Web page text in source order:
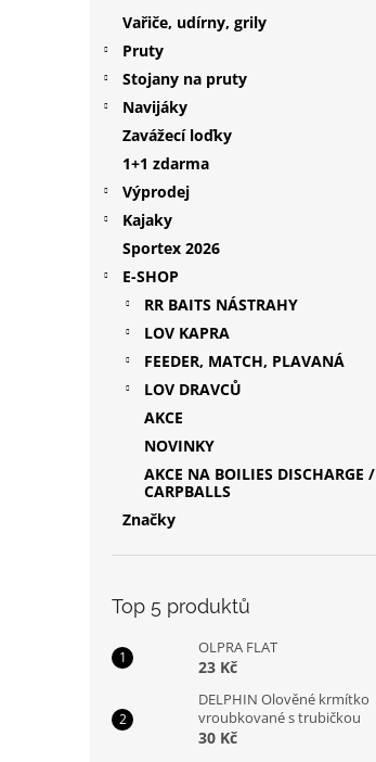
Vařiče, udírny, grily
Pruty
Stojany na pruty
Navijáky
Zavážecí loďky
1+1 zdarma
Výprodej
Kajaky
Sportex 2026
E-SHOP
RR BAITS NÁSTRAHY
LOV KAPRA
FEEDER, MATCH, PLAVANÁ
LOV DRAVCŮ
AKCE
NOVINKY
AKCE NA BOILIES DISCHARGE /
CARPBALLS
Značky
Top 5 produktů
OLPRA FLAT
23 Kč
DELPHIN Olověné krmítko
vroubkované s trubičkou
30 Kč